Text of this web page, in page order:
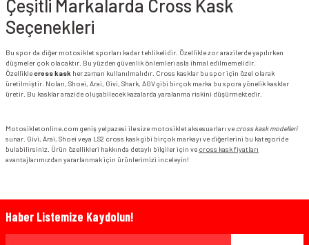
Çeşitli Markalarda Cross Kask
Seçenekleri
Bu spor da diğer motosiklet sporları kadar tehlikelidir. Özellikle zor arazilerde yapılırken
düşmeler çok olacaktır. Bu yüzden güvenlik önlemleri asla ihmal edilmemelidir.
Özelliklecross kask her zaman kullanılmalıdır. Cross kasklar bu spor için özel olarak
üretilmiştir. Nolan, Shoei, Arai, Givi, Shark, AGV gibi birçok marka bu spora yönelik kasklar
üretir. Bu kasklar arazide oluşabilecek kazalarda yaralanma riskini düşürmektedir.
Motosikletonline.com geniş yelpazesi ile size motosiklet aksesuarları ve cross kask modelleri
sunar. Givi, Arai, Shoei veya LS2 cross kask gibi birçok markayı ve diğerlerini bu kategoride
bulabilirsiniz. Ürün özellikleri hakkında detaylı bilgiler için ve cross kask fiyatları
avantajlarımızdan yararlanmak için ürünlerimizi inceleyin!
Haber Listemize Kaydolun!